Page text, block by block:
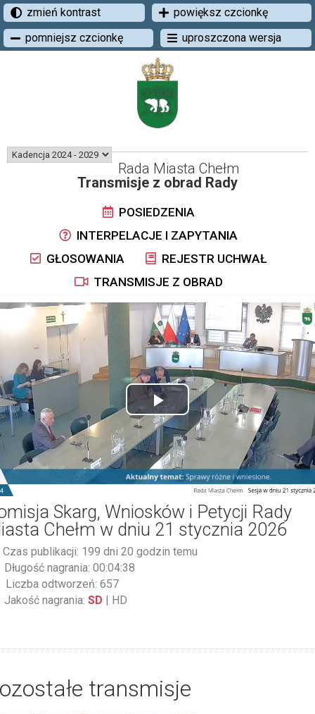
zmień kontrast
powiększ czcionkę
pomniejsz czcionkę
uproszczona wersja
Rada Miasta Chełm
Transmisje z obrad Rady
POSIEDZENIA
INTERPELACJE I ZAPYTANIA
GŁOSOWANIA
REJESTR UCHWAŁ
TRANSMISJE Z OBRAD
Play
Video
Skarg, Wniosków i Petycji Rady
Chełm w dniu 21 stycznia 2026
Czas publikacji: 199 dni 20 godzin temu
Długość nagrania: 00:04:38
Liczba odtworzeń: 657
Jakość nagrania: SD | HD
transmisje